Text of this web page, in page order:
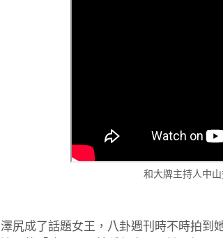
和大牌主持人中
澤尻成了話題女王，八卦週刊時不時拍到